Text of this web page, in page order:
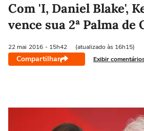
Com 'I, Daniel Blake',
vence sua 2ª Palma de
22 mai 2016 - 15h42 (atualizado às 16h15)
Compartilhar Exibir